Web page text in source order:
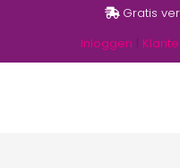
Gratis
Inloggen |